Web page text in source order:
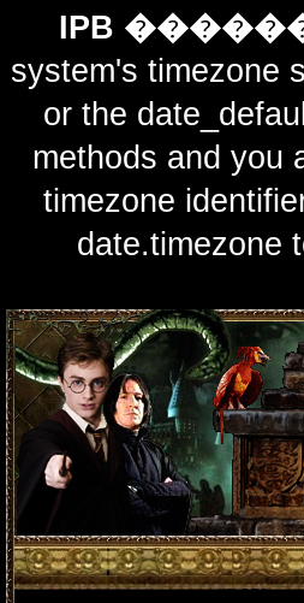
IPB
system's timezone
or the
methods and you
timezone